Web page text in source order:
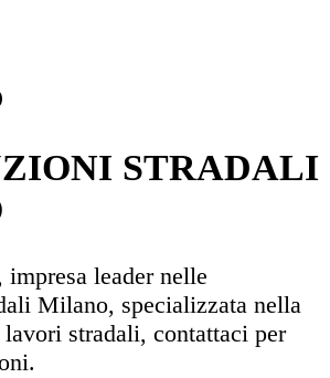
STRADALI
leader nelle
Milano, specializzata nella
stradali, contattaci per